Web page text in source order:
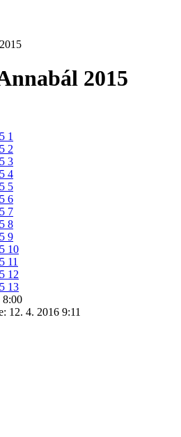
2015
8:00
12. 4. 2016 9:11